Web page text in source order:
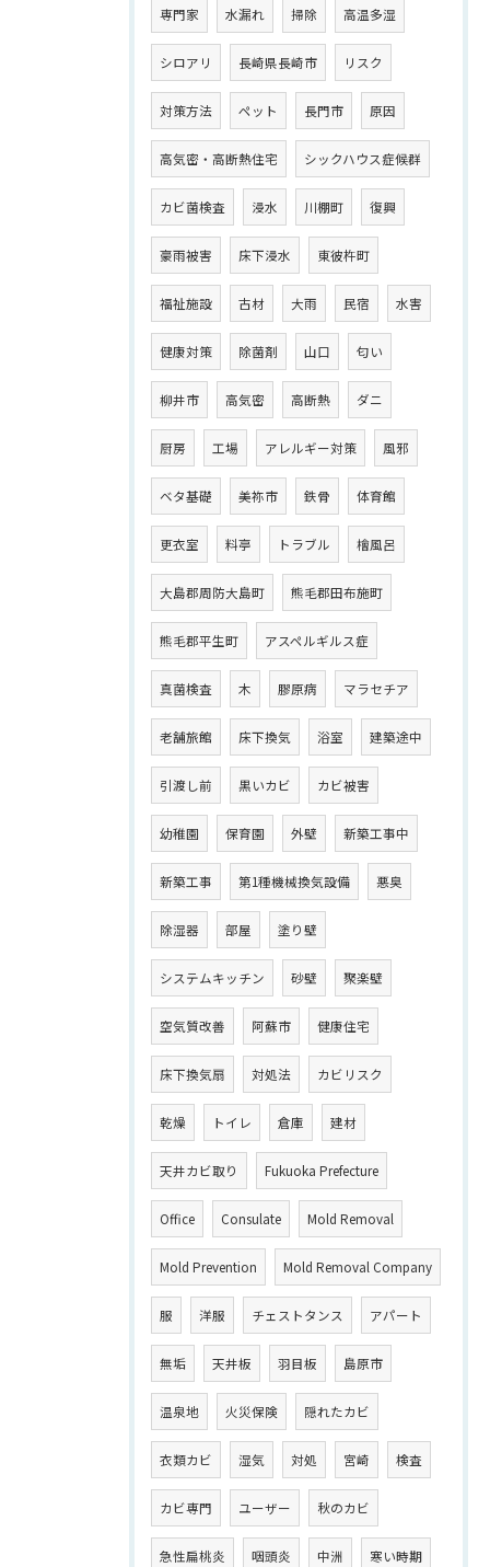
専門家 水漏れ 掃除 高温多湿
シロアリ 長崎県長崎市 リスク
対策方法 ペット 長門市 原因
高気密・高断熱住宅 シックハウス症候群
カビ菌検査 浸水 川棚町 復興
豪雨被害 床下浸水 東彼杵町
福祉施設 古材 大雨 民宿 水害
健康対策 除菌剤 山口 匂い
柳井市 高気密 高断熱 ダニ
厨房 工場 アレルギー対策 風邪
ベタ基礎 美祢市 鉄骨 体育館
更衣室 料亭 トラブル 檜風呂
大島郡周防大島町 熊毛郡田布施町
熊毛郡平生町 アスペルギルス症
真菌検査 木 膠原病 マラセチア
老舗旅館 床下換気 浴室 建築途中
引渡し前 黒いカビ カビ被害
幼稚園 保育園 外壁 新築工事中
新築工事 第1種機械換気設備 悪臭
除湿器 部屋 塗り壁
システムキッチン 砂壁 聚楽壁
空気質改善 阿蘇市 健康住宅
床下換気扇 対処法 カビリスク
乾燥 トイレ 倉庫 建材
天井カビ取り Fukuoka Prefecture
Office Consulate Mold Removal
Mold Prevention Mold Removal Company
服 洋服 チェストタンス アパート
無垢 天井板 羽目板 島原市
温泉地 火災保険 隠れたカビ
衣類カビ 湿気 対処 宮崎 検査
カビ専門 ユーザー 秋のカビ
急性扁桃炎 咽頭炎 中洲 寒い時期